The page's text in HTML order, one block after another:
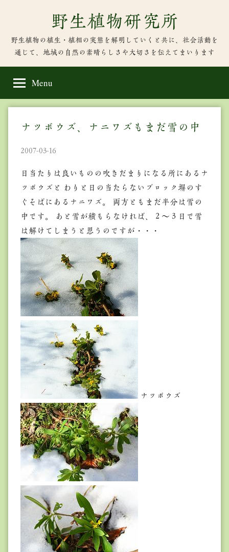
content
野生植物研究所
野生植物の植生・植相の実態を解明していくと共に、社会活動を
通じて、地域の自然の素晴らしさや大切さを伝えてまいります
Menu
ナツボウズ、ナニワズもまだ雪の中
2007-03-16
日当たりは良いものの吹きだまりになる所にあるナ
ツボウズと わりと日の当たらないブロック塀のす
ぐそばにあるナニワズ。 両方ともまだ半分は雪の
中です。 あと雪が積もらなければ、２～３日で雪
は解けてしまうと思うのですが・・・
ナツボウズ